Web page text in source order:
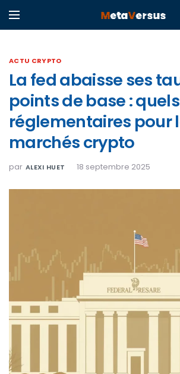
ACTU CRYPTO
La fed abaisse ses
points de base :
réglementaires pour
marchés crypto
par ALEXI HUET 18 septembre 2025